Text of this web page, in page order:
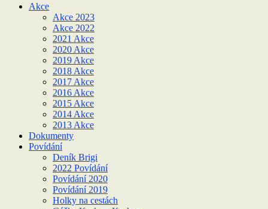
Akce
Akce 2023
Akce 2022
2021 Akce
2020 Akce
2019 Akce
2018 Akce
2017 Akce
2016 Akce
2015 Akce
2014 Akce
2013 Akce
Dokumenty
Povídání
Deník Brigi
2022 Povídání
Povídání 2020
Povídání 2019
Holky na cestách